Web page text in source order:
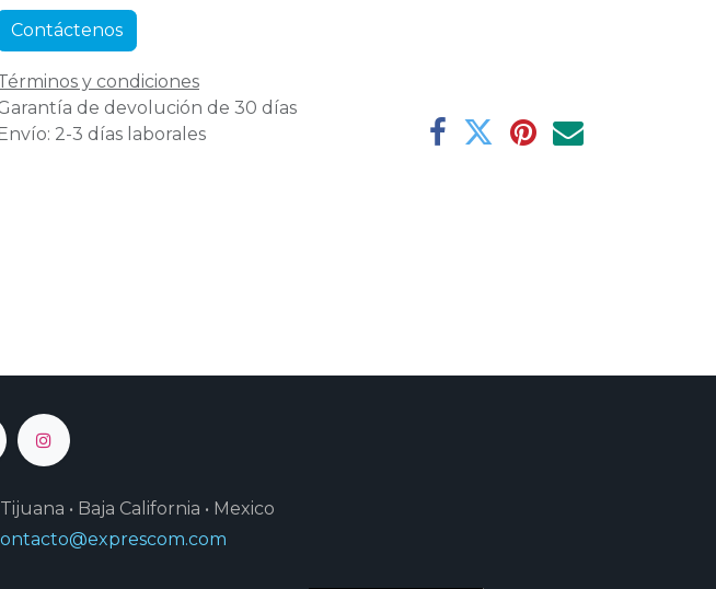
Contáctenos
y condiciones
de devolución de 30 días
2-3 días laborales
• Baja California • Mexico